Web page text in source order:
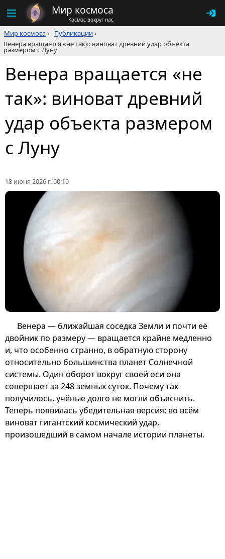
Мир космоса
Космос вокруг нас
Мир космоса› Публикации›
Венера вращается «не так»: виноват древний удар объекта
размером с Луну
Венера вращается «не
так»: виноват древний
удар объекта размером
с Луну
18 июня 2026 г. 00:10
Венера — ближайшая соседка Земли и почти её
двойник по размеру — вращается крайне медленно
и, что особенно странно, в обратную сторону
относительно большинства планет Солнечной
системы. Один оборот вокруг своей оси она
совершает за 248 земных суток. Почему так
получилось, учёные долго не могли объяснить.
Теперь появилась убедительная версия: во всём
виноват гигантский космический удар,
произошедший в самом начале истории планеты.